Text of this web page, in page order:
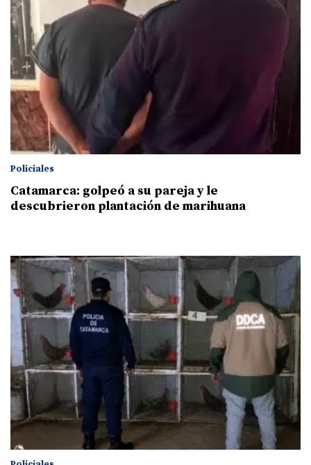
Policiales
Catamarca: golpeó a su pareja y le
descubrieron plantación de marihuana